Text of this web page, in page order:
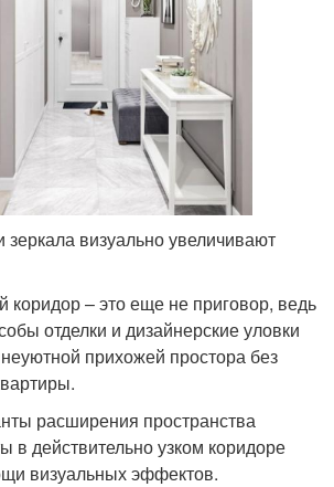
зеркала визуально увеличивают
коридор – это еще не приговор, ведь
отделки и дизайнерские уловки
прихожей простора без
расширения пространства
действительно узком коридоре
визуальных эффектов.